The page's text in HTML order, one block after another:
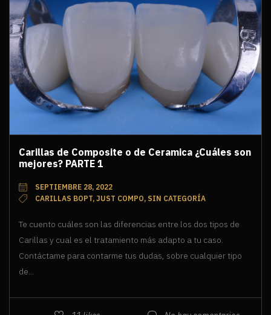
Carillas de Composite o de Ceramica ¿Cuáles son
mejores? PARTE 1
SEPTIEMBRE 28, 2022
CARILLAS BOPT, JUST COMPO, SIN CATEGORÍA
Te cuento cuáles son las diferencias entre los dos tipos de
Carillas y cual es el tratamiento más adapto a tu caso.
Contáctame para contarme tus dudas, sobre cualquier tipo
de...